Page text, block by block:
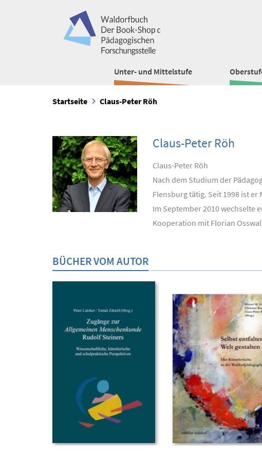
Unter- und Mittelstufe
Startseite Claus-Peter Röh
Claus-Peter Röh
Claus-Peter Röh
Nach dem Studium der
Flensburg tätig. Seit 1998 ist
Im September 2010 wechselte
Kooperation mit Florian
BÜCHER VOM AUTOR